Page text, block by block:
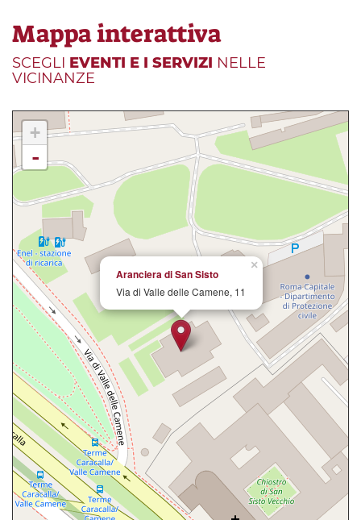
Mappa interattiva
SCEGLI EVENTI E I SERVIZI NELLE
VICINANZE
×
Aranciera di San Sisto
Via di Valle delle Camene, 11
+
-